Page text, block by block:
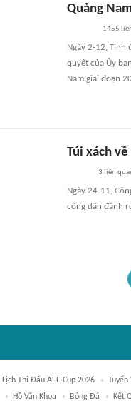
Quảng
1455
Ngày 2-12, Tỉnh
quyết của Ủy
Nam giai đoạn
Túi xách
3 liên
Ngày 24-11,
công dân đánh
Lịch Thi Đấu AFF Cup 2026 Tuyển
Hồ Văn Khoa Bóng Đá Kết